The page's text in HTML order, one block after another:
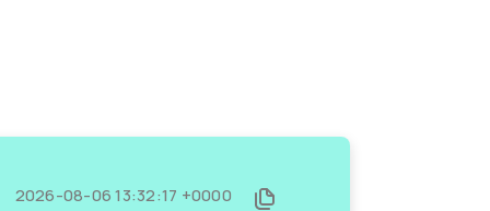
2026-08-06 13:32:17 +0000